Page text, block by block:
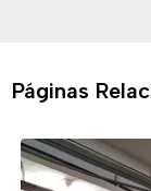
Páginas